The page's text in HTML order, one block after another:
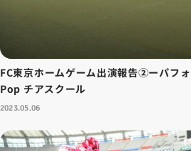
FC東京ホームゲーム出演報告②ーパフ
Pop チアスクール
2023.05.06